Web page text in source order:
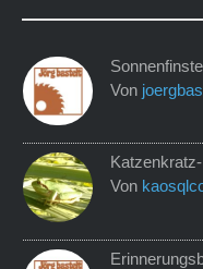
Von
Von